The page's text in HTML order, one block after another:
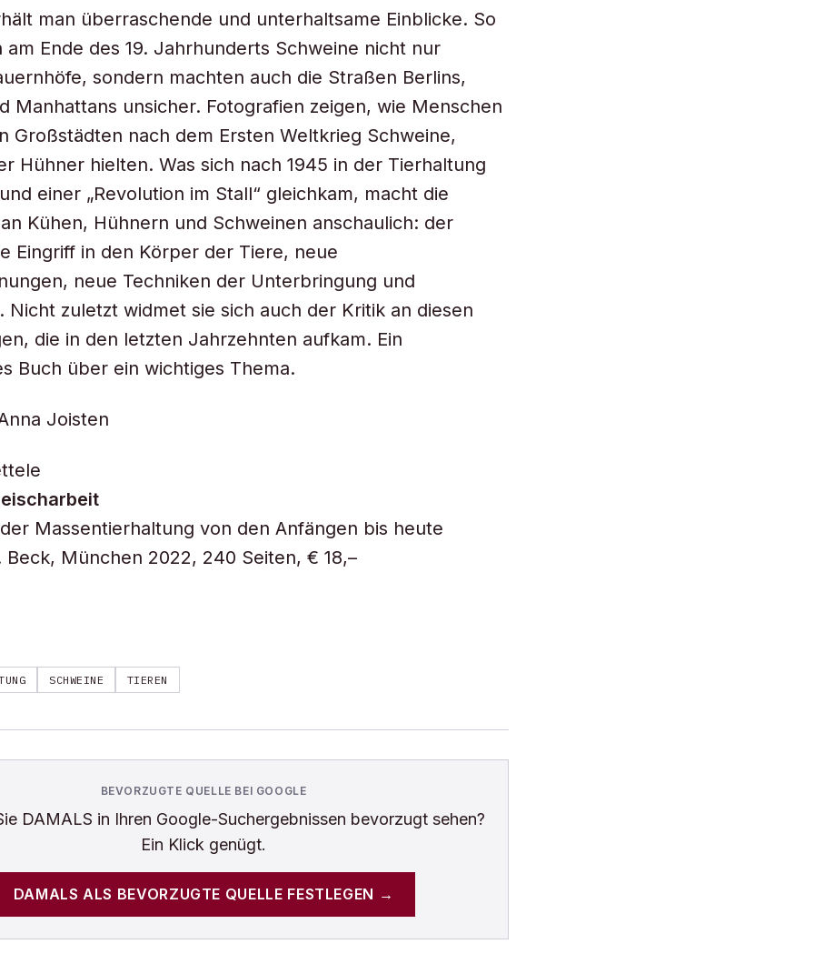
man überraschende und unterhaltsame Einblicke. So
Ende des 19. Jahrhunderts Schweine nicht nur
sondern machten auch die Straßen Berlins,
Manhattans unsicher. Fotografien zeigen, wie Menschen
Großstädten nach dem Ersten Weltkrieg Schweine,
Hühner hielten. Was sich nach 1945 in der Tierhaltung
einer „Revolution im Stall“ gleichkam, macht die
Kühen, Hühnern und Schweinen anschaulich: der
Eingriff in den Körper der Tiere, neue
neue Techniken der Unterbringung und
Nicht zuletzt widmet sie sich auch der Kritik an diesen
die in den letzten Jahrzehnten aufkam. Ein
Buch über ein wichtiges Thema.
Joisten
Massentierhaltung von den Anfängen bis heute
Beck, München 2022, 240 Seiten, € 18,–
SCHWEINE TIEREN
BEVORZUGTE QUELLE BEI GOOGLE
DAMALS in Ihren Google-Suchergebnissen bevorzugt sehen?
Ein Klick genügt.
DAMALS ALS BEVORZUGTE QUELLE FESTLEGEN →